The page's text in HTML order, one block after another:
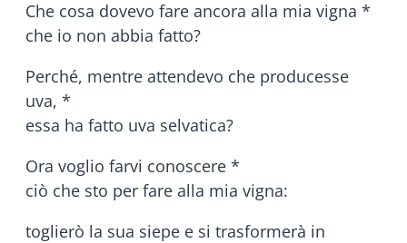
Che cosa dovevo fare ancora alla mia vigna *
che io non abbia fatto?
Perché, mentre attendevo che producesse
uva, *
essa ha fatto uva selvatica?
Ora voglio farvi conoscere *
ciò che sto per fare alla mia vigna:
toglierò la sua siepe e si trasformerà in